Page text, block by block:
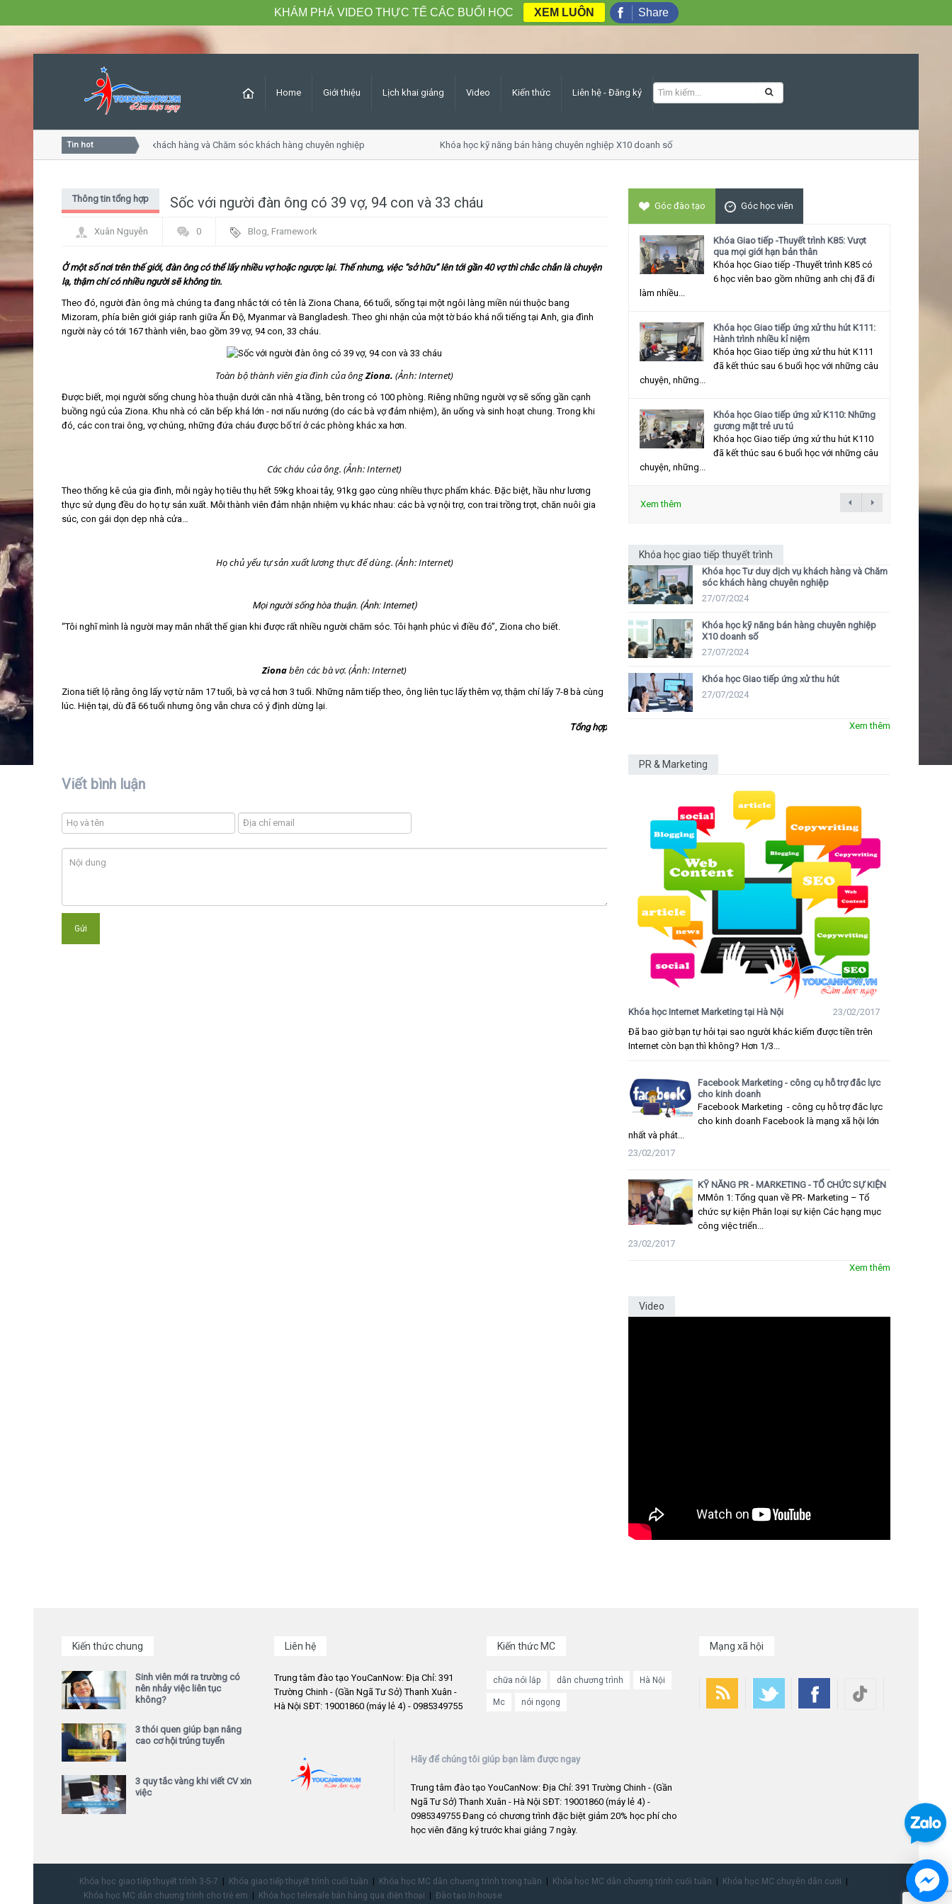
Home Giới thiệu Lịch khai giảng Video Kiến thức Liên hệ - Đăng ký
Tin hot
Khóa học Tư duy dịch vụ khách hàng và Chăm sóc khách hàng chuyên nghiệp Khóa học kỹ năng bán hàng chuyên nghiệp X10 doanh số
Sốc với người đàn ông có 39 vợ, 94 con và 33 cháu
Thông tin tổng hợp
Xuân Nguyễn 0 Blog, Framework
Ở một số nơi trên thế giới, đàn ông có thể lấy nhiều vợ hoặc ngược lại. Thế nhưng, việc “sở hữu” lên tới gần 40 vợ thì chắc chắn là chuyện
lạ, thậm chí có nhiều người sẽ không tin.
Theo đó, người đàn ông mà chúng ta đang nhắc tới có tên là Ziona Chana, 66 tuổi, sống tại một ngôi làng miền núi thuộc bang
Mizoram, phía biên giới giáp ranh giữa Ấn Độ, Myanmar và Bangladesh. Theo ghi nhận của một tờ báo khá nổi tiếng tại Anh, gia đình
người này có tới 167 thành viên, bao gồm 39 vợ, 94 con, 33 cháu.
Toàn bộ thành viên gia đình của ôngZiona. (Ảnh: Internet)
Được biết, mọi người sống chung hòa thuận dưới căn nhà 4 tầng, bên trong có 100 phòng. Riêng những người vợ sẽ sống gần cạnh
buồng ngủ của Ziona. Khu nhà có căn bếp khá lớn - nơi nấu nướng (do các bà vợ đảm nhiệm), ăn uống và sinh hoạt chung. Trong khi
đó, các con trai ông, vợ chúng, những đứa cháu được bố trí ở các phòng khác xa hơn.
Các cháu của ông. (Ảnh: Internet)
Theo thống kê của gia đình, mỗi ngày họ tiêu thụ hết 59kg khoai tây, 91kg gạo cùng nhiều thực phẩm khác. Đặc biệt, hầu như lương
thực sử dụng đều do họ tự sản xuất. Mỗi thành viên đảm nhận nhiệm vụ khác nhau: các bà vợ nội trợ, con trai trồng trọt, chăn nuôi gia
súc, con gái dọn dẹp nhà cửa…
Họ chủ yếu tự sản xuất lương thực để dùng. (Ảnh: Internet)
Mọi người sống hòa thuận. (Ảnh: Internet)
“Tôi nghĩ mình là người may mắn nhất thế gian khi được rất nhiều người chăm sóc. Tôi hạnh phúc vì điều đó”, Ziona cho biết.
Zionabên các bà vợ. (Ảnh: Internet)
Ziona tiết lộ rằng ông lấy vợ từ năm 17 tuổi, bà vợ cả hơn 3 tuổi. Những năm tiếp theo, ông liên tục lấy thêm vợ, thậm chí lấy 7-8 bà cùng
lúc. Hiện tại, dù đã 66 tuổi nhưng ông vẫn chưa có ý định dừng lại.
Tổng hợp
Viết bình luận
Góc đào tạo Góc học viên
Khóa Giao tiếp -Thuyết trình K85: Vượt
qua mọi giới hạn bản thân
Khóa học Giao tiếp -Thuyết trình K85 có
6 học viên bao gồm những anh chị đã đi
làm nhiều...
Khóa học Giao tiếp ứng xử thu hút K111:
Hành trình nhiều kỉ niệm
Khóa học Giao tiếp ứng xử thu hút K111
đã kết thúc sau 6 buổi học với những câu
chuyện, những...
Khóa học Giao tiếp ứng xử K110: Những
gương mặt trẻ ưu tú
Khóa học Giao tiếp ứng xử thu hút K110
đã kết thúc sau 6 buổi học với những câu
chuyện, những...
Xem thêm
Khóa học giao tiếp thuyết trình
Khóa học Tư duy dịch vụ khách hàng và Chăm
sóc khách hàng chuyên nghiệp
27/07/2024
Khóa học kỹ năng bán hàng chuyên nghiệp
X10 doanh số
27/07/2024
Khóa học Giao tiếp ứng xử thu hút
27/07/2024
Xem thêm
PR & Marketing
Khóa học Internet Marketing tại Hà Nội
23/02/2017
Đã bao giờ bạn tự hỏi tại sao người khác kiếm được tiền trên
Internet còn bạn thì không? Hơn 1/3...
Facebook Marketing - công cụ hỗ trợ đắc lực
cho kinh doanh
Facebook Marketing - công cụ hỗ trợ đắc lực
cho kinh doanh Facebook là mạng xã hội lớn
nhất và phát...
23/02/2017
KỸ NĂNG PR - MARKETING - TỔ CHỨC SỰ KIỆN
MMôn 1: Tổng quan về PR- Marketing – Tổ
chức sự kiện Phân loại sự kiện Các hạng mục
công việc triển...
23/02/2017
Xem thêm
Video
Kiến thức chung
Sinh viên mới ra trường có
nên nhảy việc liên tục
không?
3 thói quen giúp bạn nâng
cao cơ hội trúng tuyển
3 quy tắc vàng khi viết CV xin
việc
Liên hệ
Trung tâm đào tạo YouCanNow: Địa Chỉ: 391
Trường Chinh - (Gần Ngã Tư Sở) Thanh Xuân -
Hà Nội SĐT: 19001860 (máy lẻ 4) - 0985349755
Kiến thức MC
chữa nói lắp dẫn chương trình Hà Nội
Mc nói ngọng
Mạng xã hội
Hãy để chúng tôi giúp bạn làm được ngay
Trung tâm đào tạo YouCanNow: Địa Chỉ: 391 Trường Chinh - (Gần
Ngã Tư Sở) Thanh Xuân - Hà Nội SĐT: 19001860 (máy lẻ 4) -
0985349755 Đang có chương trình đặc biệt giảm 20% học phí cho
học viên đăng ký trước khai giảng 7 ngày.
Khóa học giao tiếp thuyết trình 3-5-7 Khóa giao tiếp thuyết trình cuối tuần Khóa học MC dẫn chương trình trong tuần Khóa học MC dẫn chương trình cuối tuần
Khóa học MC chuyên dẫn cưới
Khóa học MC dẫn chương trình cho trẻ em
Khóa học telesale bán hàng qua điện thoại Đào tạo In-house
KHÁM PHÁ VIDEO THỰC TẾ CÁC BUỔI HỌC XEM LUÔN Share